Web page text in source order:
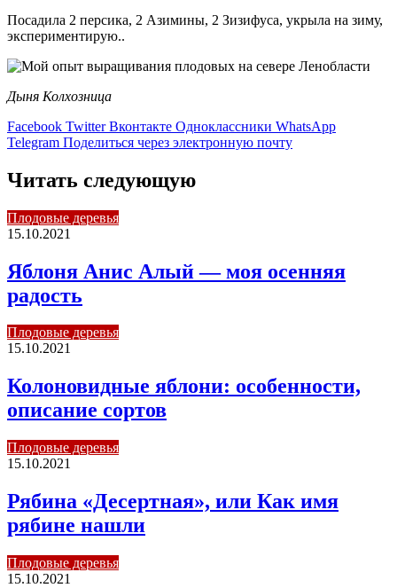
Посадила 2 персика, 2 Азимины, 2 Зизифуса, укрыла на зиму,
экспериментирую..
Дыня Колхозница
Facebook Twitter Вконтакте Одноклассники WhatsApp
Telegram Поделиться через электронную почту
Читать следующую
Плодовые деревья
15.10.2021
Яблоня Анис Алый — моя осенняя
радость
Плодовые деревья
15.10.2021
Колоновидные яблони: особенности,
описание сортов
Плодовые деревья
15.10.2021
Рябина «Десертная», или Как имя
рябине нашли
Плодовые деревья
15.10.2021